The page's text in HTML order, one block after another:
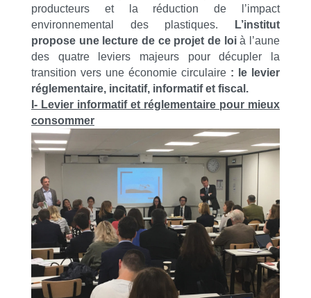
producteurs et la réduction de l’impact
environnemental des plastiques.
L’institut
propose une lecture de ce projet de loià l’aune
des quatre leviers majeurs pour décupler la
transition vers une économie circulaire : le levier
réglementaire, incitatif, informatif et fiscal.
I- Levier informatif et réglementaire pour mieux
consommer